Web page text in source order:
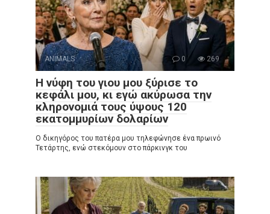
ANIMALS 0 269
Η νύφη του γιου μου ξύρισε το
κεφάλι μου, κι εγώ ακύρωσα την
κληρονομιά τους ύψους 120
εκατομμυρίων δολαρίων
Ο δικηγόρος του πατέρα μου τηλεφώνησε ένα πρωινό
Τετάρτης, ενώ στεκόμουν στο πάρκινγκ του